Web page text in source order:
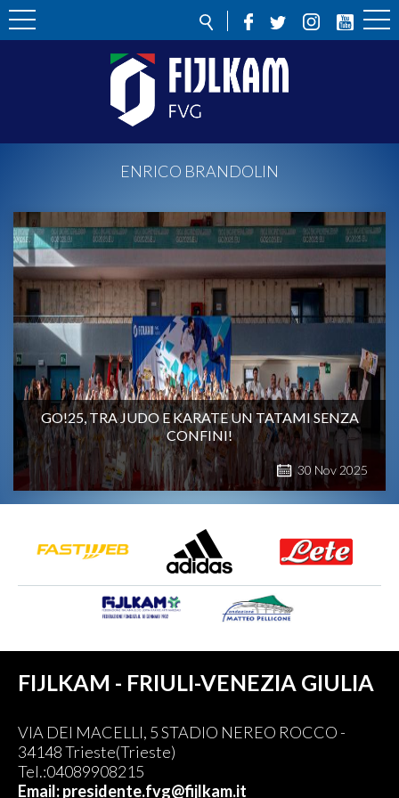
ENRICO BRANDOLIN
GO!25, TRA JUDO E KARATE UN TATAMI SENZA
CONFINI!
30 Nov 2025
FIJLKAM - FRIULI-VENEZIA GIULIA
VIA DEI MACELLI, 5 STADIO NEREO ROCCO -
34148 Trieste(Trieste)
Tel.:04089908215
Email: presidente.fvg@fijlkam.it